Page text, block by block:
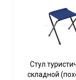
Стул
складной